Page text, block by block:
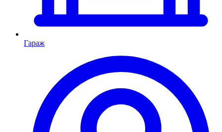
Гараж